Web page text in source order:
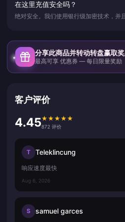
在这里充值安全吗？
绝对安全。我们使用银行级加密技术，并
分享此商品并转动转盘赢取
最高可享 优惠券 — 每日限量奖励
客户评价
4.45★ ★ ★ ★ ★
872 评价
T Teleklincung
响应速度最快
Aug 6, 2026
S samuel garces